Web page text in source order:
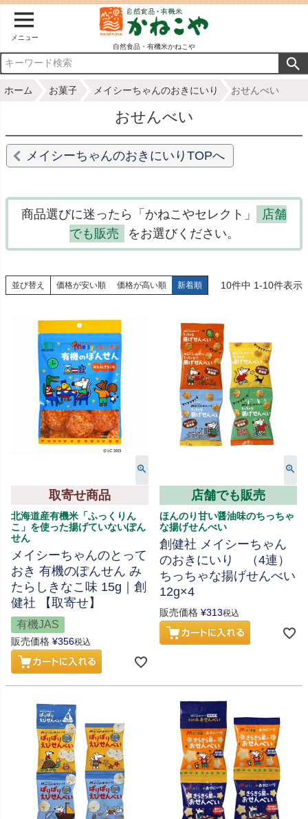
メニュー
自然食品・有機米かねこや
ホーム お菓子 メイシーちゃんのおきにいり おせんべい
おせんべい
メイシーちゃんのおきにいりTOPへ
商品選びに迷ったら「かねこやセレクト」
店舗
でも販売
をお選びください。
並び替え 価格が安い順 価格が高い順 新着順 10件中 1-10件表示
取寄せ商品
北海道産有機米「ふっくりん
こ」を使った揚げていないぽん
せん
メイシーちゃんのとって
おき 有機のぽんせん み
たらしきなこ味 15g｜創
健社 【取寄せ】
有機JAS
販売価格 ¥356税込
店舗でも販売
ほんのり甘い醤油味のちっちゃ
な揚げせんべい
創健社 メイシーちゃん
のおきにいり （4連）
ちっちゃな揚げせんべい
12g×4
販売価格 ¥313税込